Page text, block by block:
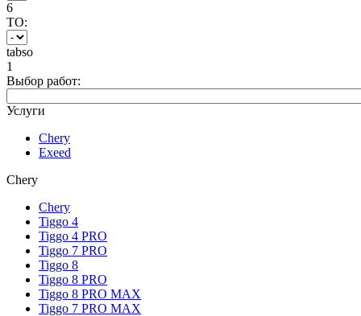
6
ТО:
tabso
1
Выбор работ:
Услуги
Chery
Exeed
Chery
Chery
Tiggo 4
Tiggo 4 PRO
Tiggo 7 PRO
Tiggo 8
Tiggo 8 PRO
Tiggo 8 PRO MAX
Tiggo 7 PRO MAX